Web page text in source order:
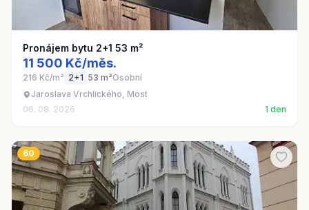
Pronájem bytu 2+1 53 m²
11 500 Kč/měs.
216 Kč/m² 2+1 53 m²Osobní
Jaroslava Vrchlického, Most
06. 08. 2026
1 den
60